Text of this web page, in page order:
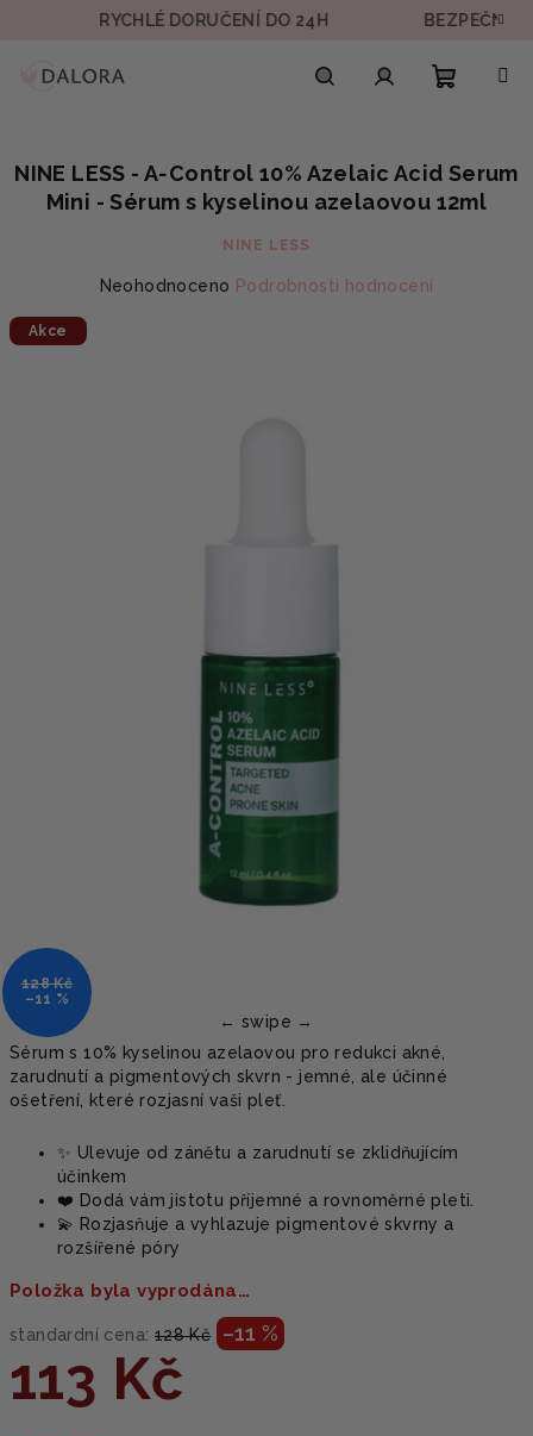
RYCHLÉ DORUČENÍ DO 24H BEZPEČNÁ
košík
Sérum s 10% kyselinou azelaovou pro redukci akné,
zarudnutí a pigmentových skvrn - jemné, ale účinné
ošetření, které rozjasní vaši pleť.
✨ Ulevuje od zánětu a zarudnutí se zklidňujícím
účinkem
❤️ Dodá vám jistotu příjemné a rovnoměrné pleti.
💫 Rozjasňuje a vyhlazuje pigmentové skvrny a
rozšířené póry
Položka byla vyprodána…
standardní cena: 128 Kč –11 %
113 Kč
NINE LESS - A‑Control 10% Azelaic Acid Serum
Mini - Sérum s kyselinou azelaovou 12ml
NINE LESS
Průměrné
Neohodnoceno Podrobnosti hodnocení
Akce
128 Kč
–11 %